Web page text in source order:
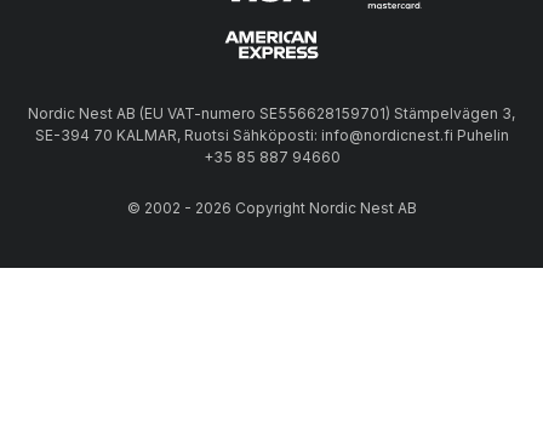
Nordic Nest AB (EU VAT-numero SE556628159701) Stämpelvägen 3,
SE-394 70 KALMAR, Ruotsi Sähköposti: info@nordicnest.fi Puhelin
+35 85 887 94660
© 2002 - 2026 Copyright Nordic Nest AB